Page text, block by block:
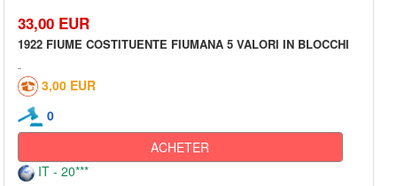
33,00 EUR
1922 FIUME COSTITUENTE FIUMANA 5 VALORI IN BLOCCHI
3,00 EUR
0
ACHETER
IT - 20***